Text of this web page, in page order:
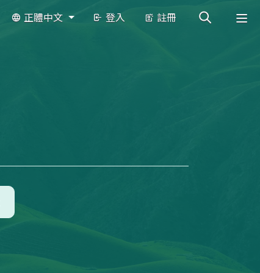
正體中文 登入 註冊